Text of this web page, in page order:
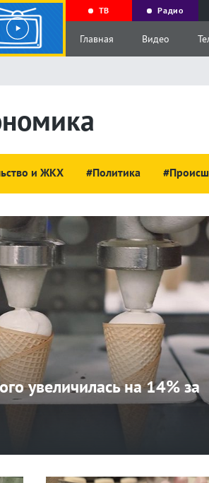
ТВ Радио
Главная Видео
и ЖКХ #Политика
увеличилась на 14% за